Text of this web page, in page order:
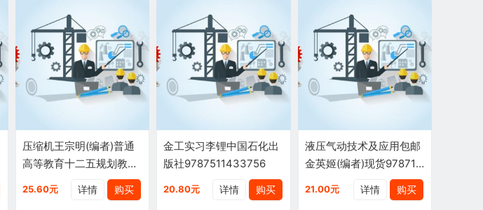
压缩机王宗明(编者)普通
高等教育十二五规划教材
25.60元 购买
详情
金工实习李锂中国石化出
版社9787511433756
20.80元 购买
详情
液压气动技术及应用包邮
金英姬(编者)现货978712
21.00元 购买
详情